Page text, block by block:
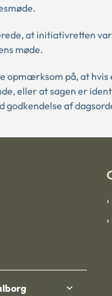
at initiativretten
møde.
opmærksom på, at hvis
eller at sagen er
godkendelse af